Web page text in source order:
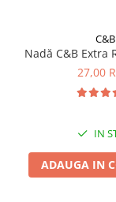
C&B
Nadă C&B Extra
27,00
IN
ADAUGA IN